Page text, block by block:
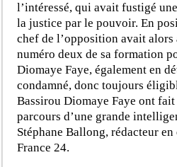
l’intéressé, qui avait fustigé
la justice par le pouvoir. En
chef de l’opposition avait alors
numéro deux de sa formation
Diomaye Faye, également en
condamné, donc toujours
Bassirou Diomaye Faye ont
parcours d’une grande
Stéphane Ballong, rédacteur
France 24.